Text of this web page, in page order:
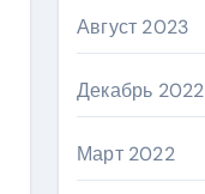
Август 2023
Декабрь 2022
Март 2022